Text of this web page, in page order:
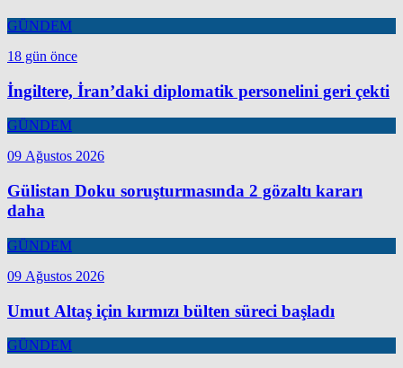
GÜNDEM
18 gün önce
İngiltere, İran’daki diplomatik personelini geri çekti
GÜNDEM
09 Ağustos 2026
Gülistan Doku soruşturmasında 2 gözaltı kararı
daha
GÜNDEM
09 Ağustos 2026
Umut Altaş için kırmızı bülten süreci başladı
GÜNDEM